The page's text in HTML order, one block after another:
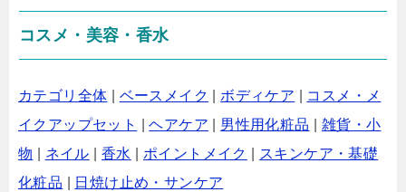
コスメ・美容・香水
カテゴリ全体 ベースメイク ボディケア
コスメ・メ
イクアップセット
|ヘアケア 男性用化粧品
雑貨・小
物
ネイル |香水 ポイントメイク
スキンケア・基礎
化粧品
日焼け止め・サンケア